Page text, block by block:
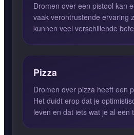
Dromen over een pistool kan
vaak verontrustende ervaring
kunnen veel verschillende
Pizza
Dromen over pizza heeft een
Het duidt erop dat je
leven en dat iets wat je al een